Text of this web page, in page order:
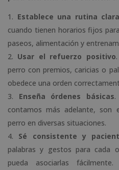
Establece una rutina clara
cuando tienen horarios fijos
paseos, alimentación y
Usar el refuerzo positivo
perro con premios, caricias o
obedece una orden
Enseña órdenes básicas.
contamos más adelante, son
perro en diversas situaciones.
Sé consistente y
palabras y gestos para cada
pueda asociarlas